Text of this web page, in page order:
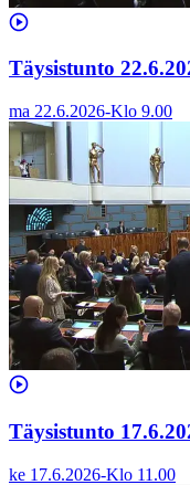
Täysistunto
ma 22.6.2026-Klo 9.00
Täysistunto
ke 17.6.2026-Klo 11.00